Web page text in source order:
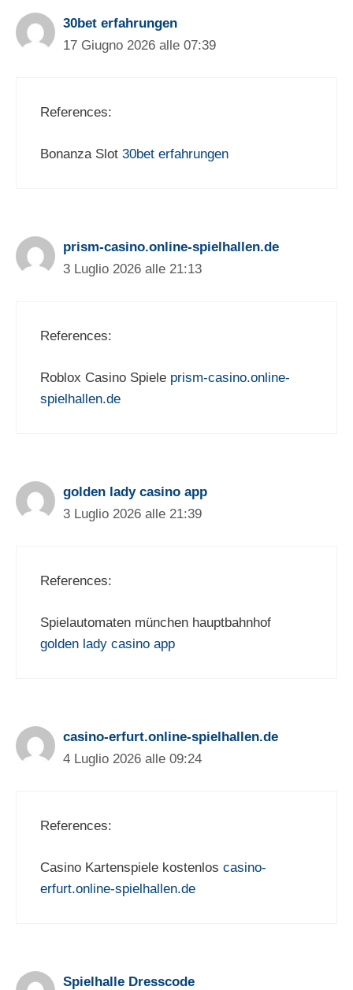
30bet erfahrungen
17 Giugno 2026 alle 07:39
References:
Bonanza Slot 30bet erfahrungen
prism-casino.online-spielhallen.de
3 Luglio 2026 alle 21:13
References:
Roblox Casino Spiele prism-casino.online-
spielhallen.de
golden lady casino app
3 Luglio 2026 alle 21:39
References:
Spielautomaten münchen hauptbahnhof
golden lady casino app
casino-erfurt.online-spielhallen.de
4 Luglio 2026 alle 09:24
References:
Casino Kartenspiele kostenlos casino-
erfurt.online-spielhallen.de
Spielhalle Dresscode